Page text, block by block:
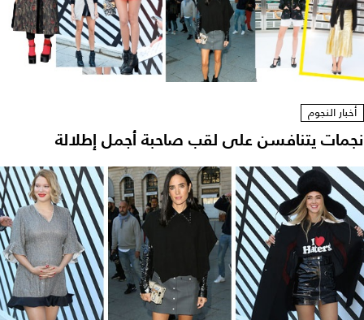
أخبار النجوم
نجمات يتنافسن على لقب صاحبة أجمل إطلالة